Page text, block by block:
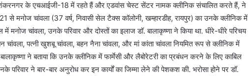
शंकरनगर के एचआईजी-18 में रहते हैं और एडवांस चेस्ट सेंटर नामक क्लीनिक संचालित करते हैं, ने
से मनोज चांवला (37 वर्ष, निवासी सेल टैक्स कॉलोनी, खम्हारडीह, रायपुर) का उनके क्लीनिक में
मनोज चांवला, उनके परिवार और दोस्तों का इलाज डॉ. बालाकृष्णा ने किया था. धीरे-धीरे परिचय
पत्नी खुशबू चांवला, बहन नैना चांवला, और मां कांता चांवला नियमित रूप से क्लीनिक में
ने बताया कि उनके क्लीनिक में फार्मेसी और लैबोरेटरी का प्रबंधन करने के लिए काबिल
ने बार-बार अनुरोध कर इन कार्यों का जिम्मा लेने की पेशकश की. भरोसा होने पर डॉ.